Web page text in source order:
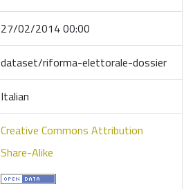
27/02/2014 00:00
dataset/riforma-elettorale-dossier
Italian
Creative Commons Attribution
Share-Alike